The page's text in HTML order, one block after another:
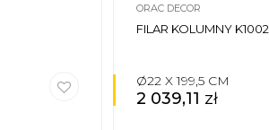
ORAC DECOR
FILAR KOLUMNY K1002
Ø22 X 199,5 CM
2 039,11 zł